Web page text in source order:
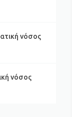
νόσος
νόσος